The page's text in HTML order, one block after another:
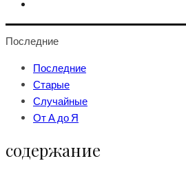
Последние
Последние
Старые
Случайные
От А до Я
содержание